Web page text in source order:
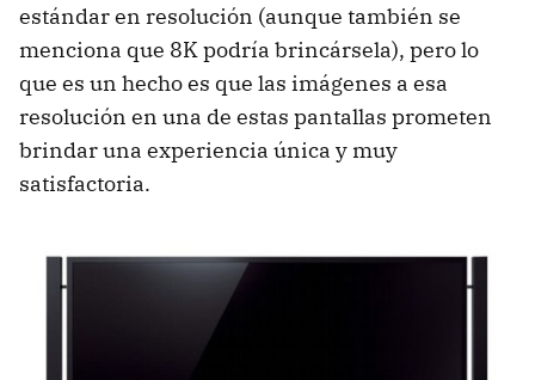
estándar en resolución (aunque también se
menciona que 8K podría brincársela), pero lo
que es un hecho es que las imágenes a esa
resolución en una de estas pantallas prometen
brindar una experiencia única y muy
satisfactoria.